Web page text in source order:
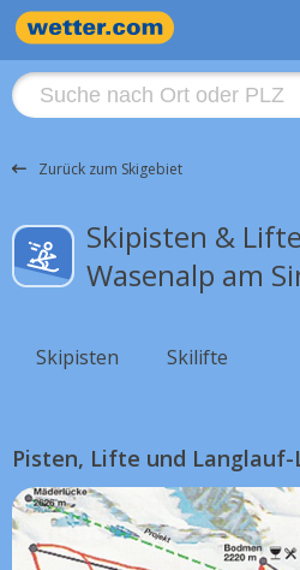
Zurück zum Skigebiet
Skipisten &
Wasenalp am
Skipisten Skilifte
Pisten, Lifte und Langlauf-